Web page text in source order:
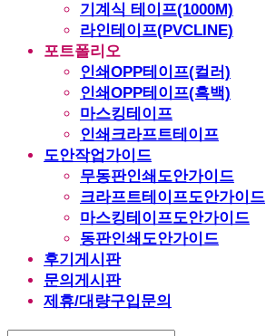
기계식 테이프(1000M)
라인테이프(PVCLINE)
포트폴리오
인쇄OPP테이프(컬러)
인쇄OPP테이프(흑백)
마스킹테이프
인쇄크라프트테이프
도안작업가이드
무동판인쇄도안가이드
크라프트테이프도안가이드
마스킹테이프도안가이드
동판인쇄도안가이드
후기게시판
문의게시판
제휴/대량구입문의